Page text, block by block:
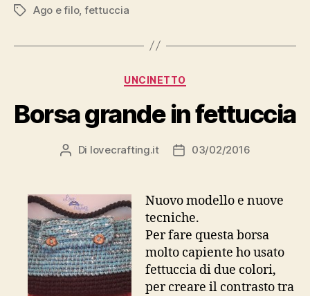
Tag Ago e filo, fettuccia
Categorie
UNCINETTO
Borsa grande in fettuccia
Autore
Di lovecrafting.it
Data03/02/2016
Nuovo modello e nuove
tecniche.
Per fare questa borsa
molto capiente ho usato
fettuccia di due colori,
per creare il contrasto tra